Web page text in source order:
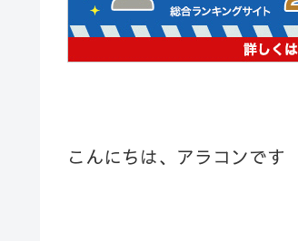
こんにちは、アラコンです